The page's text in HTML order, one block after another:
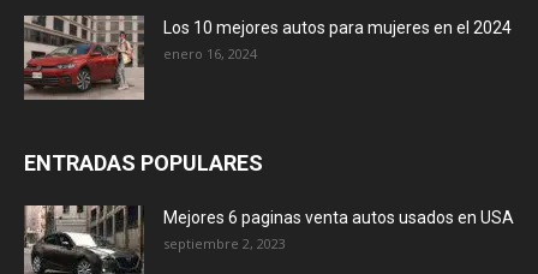
Los 10 mejores autos para mujeres en el 2024
enero 16, 2024
ENTRADAS POPULARES
Mejores 6 paginas venta autos usados en USA
septiembre 2, 2023